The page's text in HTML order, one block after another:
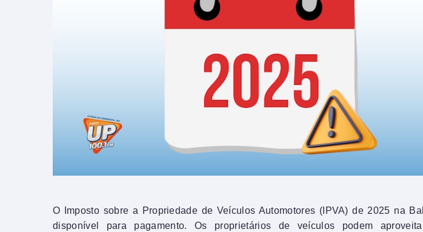
O Imposto sobre a Propriedade de Veículos Automotores (IPVA) de 2025 na
disponível para pagamento. Os proprietários de veículos podem